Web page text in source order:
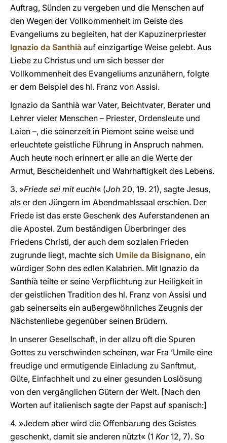
Auftrag, Sünden zu vergeben und die Menschen auf
den Wegen der Vollkommenheit im Geiste des
Evangeliums zu begleiten, hat der Kapuzinerpriester
Ignazio da Santhià auf einzigartige Weise gelebt. Aus
Liebe zu Christus und um sich besser der
Vollkommenheit des Evangeliums anzunähern, folgte
er dem Beispiel des hl. Franz von Assisi.
Ignazio da Santhià war Vater, Beichtvater, Berater und
Lehrer vieler Menschen – Priester, Ordensleute und
Laien –, die seinerzeit in Piemont seine weise und
erleuchtete geistliche Führung in Anspruch nahmen.
Auch heute noch erinnert er alle an die Werte der
Armut, Bescheidenheit und Wahrhaftigkeit des Lebens.
3. »Friede sei mit euch!« (Joh 20, 19. 21), sagte Jesus,
als er den Jüngern im Abendmahlssaal erschien. Der
Friede ist das erste Geschenk des Auferstandenen an
die Apostel. Zum beständigen Überbringer des
Friedens Christi, der auch dem sozialen Frieden
zugrunde liegt, machte sich Umile da Bisignano, ein
würdiger Sohn des edlen Kalabrien. Mit Ignazio da
Santhià teilte er seine Verpflichtung zur Heiligkeit in
der geistlichen Tradition des hl. Franz von Assisi und
gab seinerseits ein außergewöhnliches Zeugnis der
Nächstenliebe gegenüber seinen Brüdern.
In unserer Gesellschaft, in der allzu oft die Spuren
Gottes zu verschwinden scheinen, war Fra ’Umile eine
freudige und ermutigende Einladung zu Sanftmut,
Güte, Einfachheit und zu einer gesunden Loslösung
von den vergänglichen Gütern der Welt. [Nach den
Worten auf italienisch sagte der Papst auf spanisch:]
4. »Jedem aber wird die Offenbarung des Geistes
geschenkt, damit sie anderen nützt« (1 Kor12, 7). So